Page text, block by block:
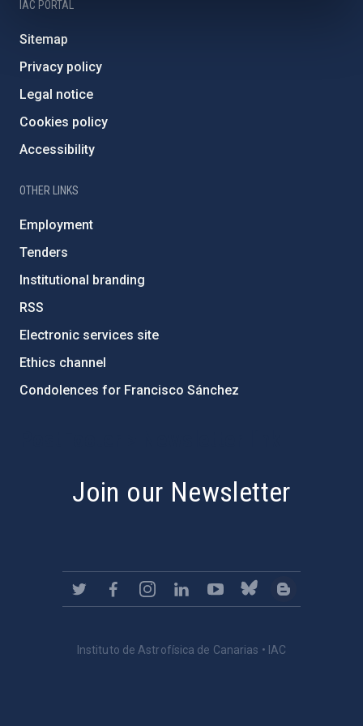
IAC PORTAL
Sitemap
Privacy policy
Legal notice
Cookies policy
Accessibility
OTHER LINKS
Employment
Tenders
Institutional branding
RSS
Electronic services site
Ethics channel
Condolences for Francisco Sánchez
Join our Newsletter
Instituto de Astrofísica de Canarias • IAC